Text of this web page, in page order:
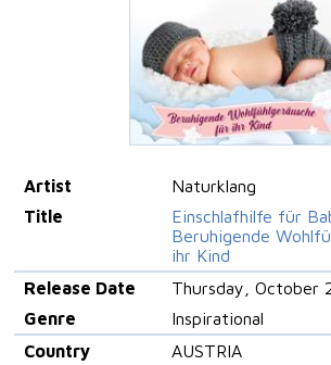
Artist
Naturklang
Title
Einschlafhilfe für
Beruhigende
ihr Kind
Release Date
Thursday, October
Genre
Inspirational
Country
AUSTRIA